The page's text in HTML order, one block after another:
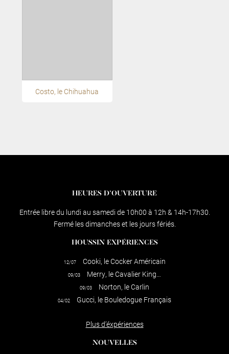
Costo, le Chihuahua
HEURES D’OUVERTURE
Entrée libre du lundi au samedi de 10h00 à 12h & 14h-17h30.
Fermé les dimanches et les jours fériés.
HOUSSIN EXPÉRIENCES
12/07 Cooki, le Cocker Américain
09/03 Merry, le Cavalier King…
09/03 Norton, le Carlin
04/02 Gucci, le Bouledogue Français
Plus d’éxpériences
NOUVELLES